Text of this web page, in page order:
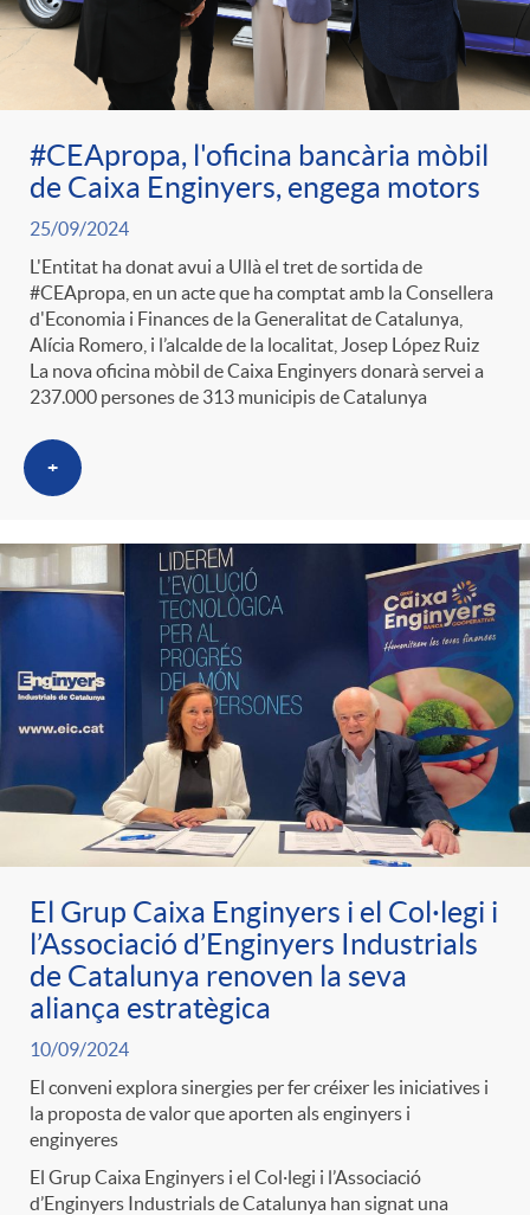
a
S
a
l
a
e
p
r
e
n
s
a
ó
p
e
r
c
a
t
e
o
r
i
e
s
t
e
n
i
d
o
A
n
l
a
F
l
t
r
l
i
c
a
d
o
r
d
c
o
n
t
i
n
g
#CEApropa, l'oficina bancària mòbil
de Caixa Enginyers, engega motors
25/09/2024
L'Entitat ha donat avui a Ullà el tret de sortida de
#CEApropa, en un acte que ha comptat amb la Consellera
d'Economia i Finances de la Generalitat de Catalunya,
Alícia Romero, i l’alcalde de la localitat, Josep López Ruiz
La nova oficina mòbil de Caixa Enginyers donarà servei a
237.000 persones de 313 municipis de Catalunya
+
El Grup Caixa Enginyers i el Col·legi i
l’Associació d’Enginyers Industrials
de Catalunya renoven la seva
aliança estratègica
10/09/2024
El conveni explora sinergies per fer créixer les iniciatives i
la proposta de valor que aporten als enginyers i
enginyeres
El Grup Caixa Enginyers i el Col·legi i l’Associació
d’Enginyers Industrials de Catalunya han signat una